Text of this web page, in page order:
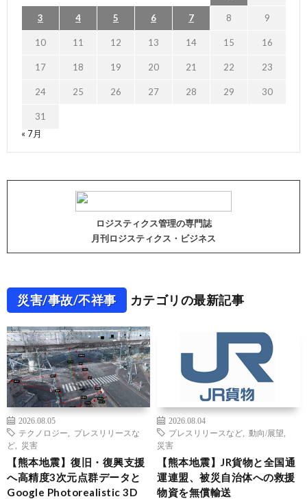
3 4 5 6 7 8 9
10 11 12 13 14 15 16
17 18 19 20 21 22 23
24 25 26 27 28 29 30
31
« 7月
ロジスティクス管理の専門誌
月刊ロジスティクス・ビジネス
災害/事故/不祥事 カテゴリの最新記事
2026.08.05
テクノロジー
プレスリリースな
ど
災害
【熊本地震】復旧・復興支援
へ高精度3次元点群データと
Google Photorealistic 3D
2026.08.04
プレスリリースなど
動向/展望
災害
【熊本地震】JR貨物と全国通
運連盟、被災自治体への救援
物資を無償輸送